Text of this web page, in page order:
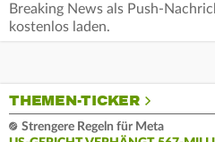
Breaking News als Push-
kostenlos laden.
THEMEN-TICKER
Strengere Regeln für Meta